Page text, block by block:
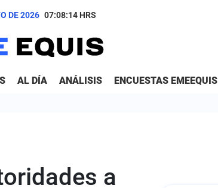
DE 2026 07:08:15 HRS
AL DÍA ANÁLISIS ENCUESTAS EMEEQUIS
a